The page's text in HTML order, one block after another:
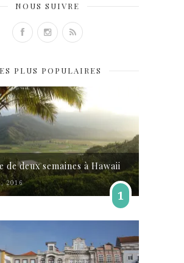
NOUS SUIVRE
PLUS POPULAIRES
deux semaines à Hawaii
2016
1